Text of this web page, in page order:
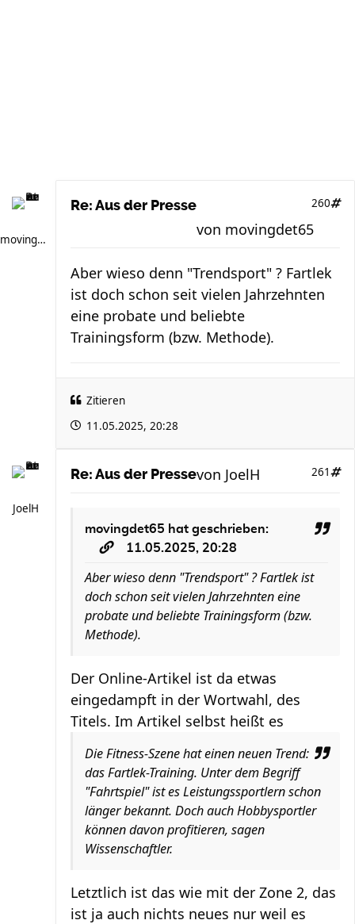
movingdet65
Re: Aus der Presse 260
von movingdet65
Aber wieso denn "Trendsport" ? Fartlek
ist doch schon seit vielen Jahrzehnten
eine probate und beliebte
Trainingsform (bzw. Methode).
Zitieren
11.05.2025, 20:28
JoelH
Re: Aus der Presse 261
von JoelH
movingdet65 hat geschrieben:
11.05.2025, 20:28
Aber wieso denn "Trendsport" ? Fartlek ist
doch schon seit vielen Jahrzehnten eine
probate und beliebte Trainingsform (bzw.
Methode).
Der Online-Artikel ist da etwas
eingedampft in der Wortwahl, des
Titels. Im Artikel selbst heißt es
Die Fitness-Szene hat einen neuen Trend:
das Fartlek-Training. Unter dem Begriff
"Fahrtspiel" ist es Leistungssportlern schon
länger bekannt. Doch auch Hobbysportler
können davon profitieren, sagen
Wissenschaftler.
Letztlich ist das wie mit der Zone 2, das
ist ja auch nichts neues nur weil es